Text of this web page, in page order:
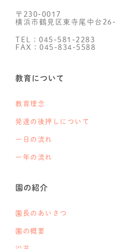
〒230-0017
横浜市鶴見区東寺尾中台
TEL：045-581-2283
FAX：045-834-5588
教育について
教育理念
発達の後押しについて
一日の流れ
一年の流れ
園の紹介
園長のあいさつ
園の概要